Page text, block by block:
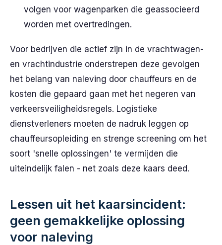
volgen voor wagenparken die geassocieerd
worden met overtredingen.
Voor bedrijven die actief zijn in de vrachtwagen-
en vrachtindustrie onderstrepen deze gevolgen
het belang van naleving door chauffeurs en de
kosten die gepaard gaan met het negeren van
verkeersveiligheidsregels. Logistieke
dienstverleners moeten de nadruk leggen op
chauffeursopleiding en strenge screening om het
soort 'snelle oplossingen' te vermijden die
uiteindelijk falen - net zoals deze kaars deed.
Lessen uit het kaarsincident:
geen gemakkelijke oplossing
voor naleving